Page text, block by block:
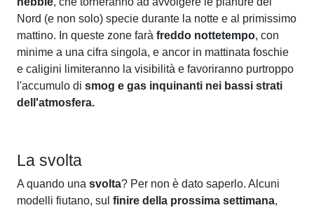
Nord (e non solo) specie durante la notte e al primissimo
mattino. In queste zone farà freddo nottetempo, con
minime a una cifra singola, e ancor in mattinata foschie
e caligini limiteranno la visibilità e favoriranno purtroppo
l'accumulo di smog e gas inquinanti nei bassi strati
dell'atmosfera.
La svolta
A quando una svolta? Per non è dato saperlo. Alcuni
modelli fiutano, sul finire della prossima settimana,